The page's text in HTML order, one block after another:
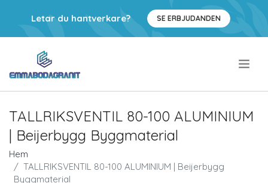
Letar du hantverkare? SE ERBJUDANDEN
TALLRIKSVENTIL 80-100 ALUMINIUM
| Beijerbygg Byggmaterial
Hem
TALLRIKSVENTIL 80-100 ALUMINIUM | Beijerbygg
Byggmaterial